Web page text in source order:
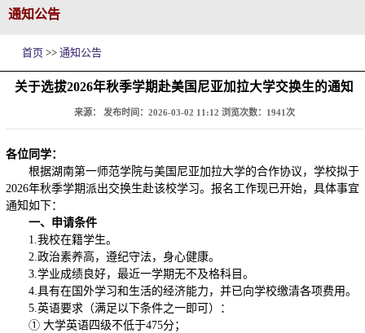
通知公告
首页>> 通知公告
关于选拔2026年秋季学期赴美国尼亚加拉大学交换生的通知
来源： 发布时间：2026-03-02 11:12 浏览次数： 1941次
各位同学：
根据湖南第一师范学院与美国尼亚加拉大学的合作协议，学校拟于
2026年秋季学期派出交换生赴该校学习。报名工作现已开始，具体事宜
通知如下：
一、申请条件
1.我校在籍学生。
2.政治素养高，遵纪守法，身心健康。
3.学业成绩良好，最近一学期无不及格科目。
4.具有在国外学习和生活的经济能力，并已向学校缴清各项费用。
5.英语要求（满足以下条件之一即可）：
① 大学英语四级不低于475分；